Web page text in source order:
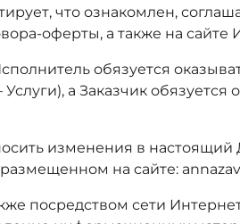
что ознакомлен,
оферты, а также на сайте
обязуется
а Заказчик
изменения в
на сайте:
посредством сети